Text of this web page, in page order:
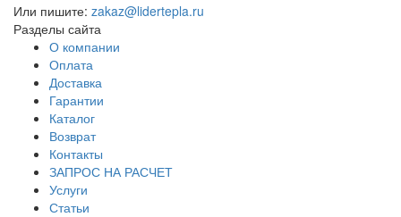
Или пишите: zakaz@lidertepla.ru
Разделы сайта
О компании
Оплата
Доставка
Гарантии
Каталог
Возврат
Контакты
ЗАПРОС НА РАСЧЕТ
Услуги
Статьи